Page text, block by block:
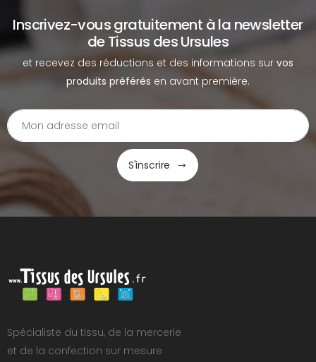
Inscrivez-vous gratuitement à la newsletter
de Tissus des Ursules
et recevez des réductions et des informations sur vos
produits préférés en avant première.
S'inscrire
Spécialiste du tissu, de la mercerie
et de la confection sur mesure